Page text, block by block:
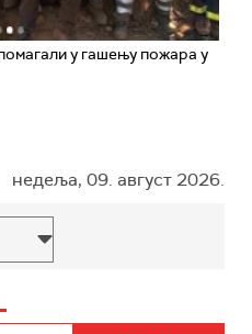
у гашењу пожара у
недеља, 09. август 2026.